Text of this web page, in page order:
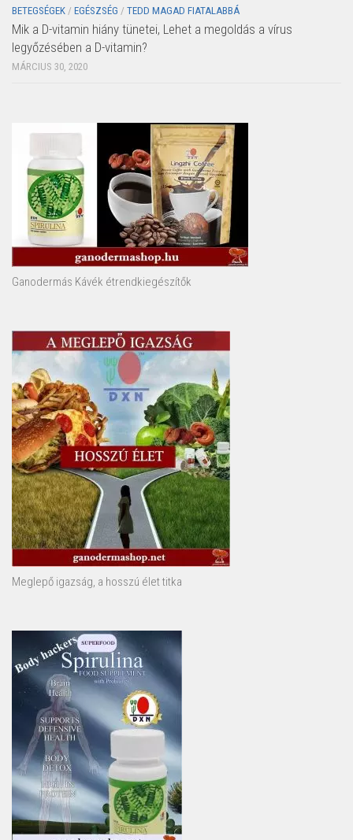
BETEGSÉGEK / EGÉSZSÉG / TEDD MAGAD FIATALABBÁ
Mik a D-vitamin hiány tünetei, Lehet a megoldás a vírus
legyőzésében a D-vitamin?
MÁRCIUS 30, 2020
Ganodermás Kávék étrendkiegészítők
Meglepő igazság, a hosszú élet titka